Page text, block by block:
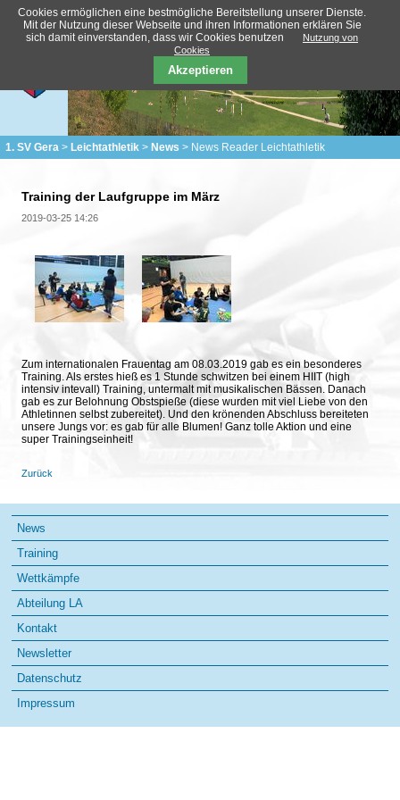
1. SV Gera Leichtathletik News News Reader Leichtathletik
Training der Laufgruppe im März
2019-03-25 14:26
Zum internationalen Frauentag am 08.03.2019 gab es ein besonderes
Training. Als erstes hieß es 1 Stunde schwitzen bei einem HIIT (high
intensiv intevall) Training, untermalt mit musikalischen Bässen. Danach
gab es zur Belohnung Obstspieße (diese wurden mit viel Liebe von den
Athletinnen selbst zubereitet). Und den krönenden Abschluss bereiteten
unsere Jungs vor: es gab für alle Blumen! Ganz tolle Aktion und eine
super Trainingseinheit!
Zurück
Navigation
überspringen
News
Training
Wettkämpfe
Abteilung LA
Kontakt
Newsletter
Datenschutz
Impressum
Cookies ermöglichen eine bestmögliche Bereitstellung unserer Dienste.
Mit der Nutzung dieser Webseite und ihren Informationen erklären Sie
sich damit einverstanden, dass wir Cookies benutzen
Nutzung von
Cookies
Akzeptieren